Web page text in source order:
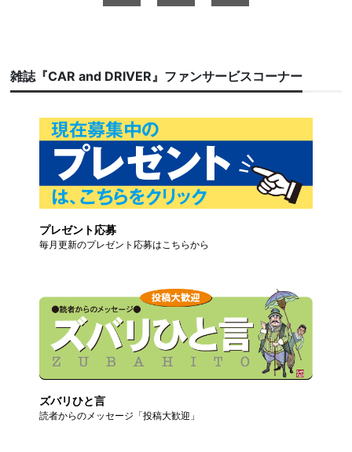
雑誌『CAR and DRIVER』ファンサービスコーナー
プレゼント応募
毎月更新のプレゼント応募はこちらから
ズバリひと言
読者からのメッセージ「投稿大歓迎」